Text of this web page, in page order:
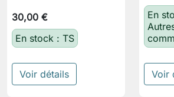
30,00 €
En stock : TS
Voir détails
En
Voir